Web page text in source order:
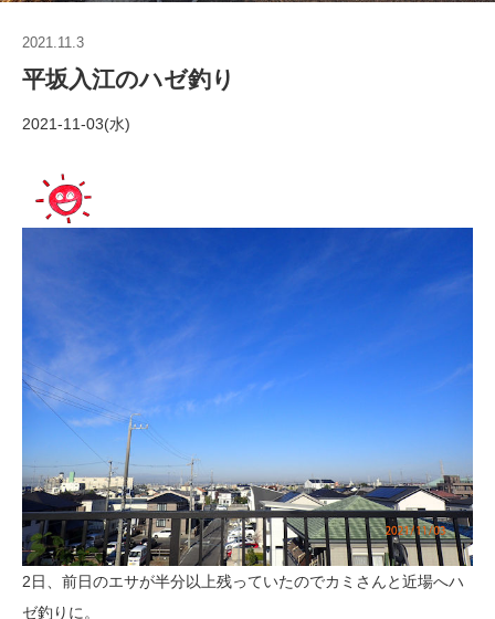
2021.11.3
平坂入江のハゼ釣り
2021-11-03(水)
2日、前日のエサが半分以上残っていたのでカミさんと近場へハ
ゼ釣りに。